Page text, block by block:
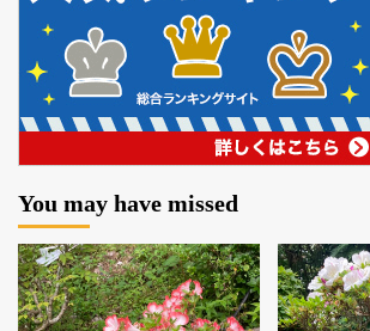
You may have missed